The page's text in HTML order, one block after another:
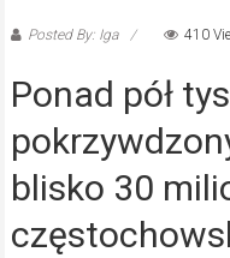
Posted By: Iga 410
Ponad pół
blisko 30